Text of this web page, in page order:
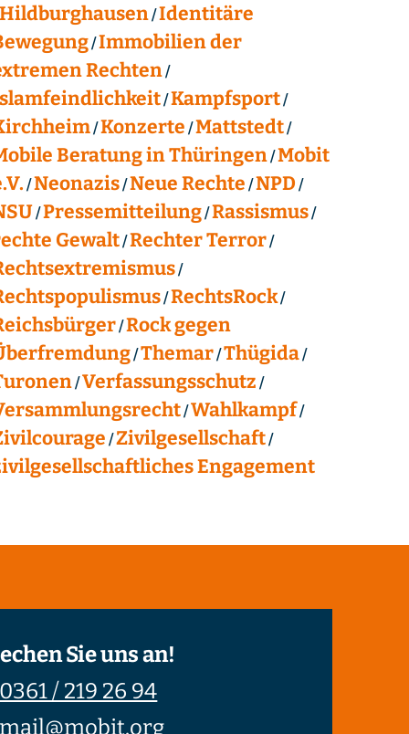
Identitäre
Immobilien der
Rechten
Kampfsport
Konzerte Mattstedt
Beratung in Thüringen Mobit
Neonazis Neue Rechte NPD
Pressemitteilung Rassismus
Gewalt Rechter Terror
RechtsRock
Rock gegen
Themar Thügida
Verfassungsschutz
Wahlkampf
Zivilgesellschaft
Engagement
Sie uns an!
0361 / 219 26 94
mail@mobit.org